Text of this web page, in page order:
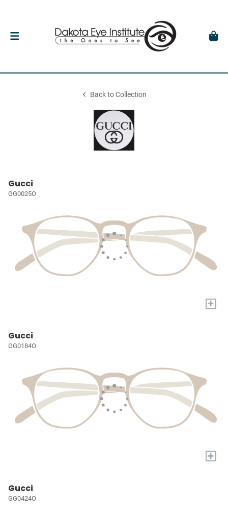
Back to Collection
Gucci
GG0025O
+
Gucci
GG0184O
+
Gucci
GG0424O